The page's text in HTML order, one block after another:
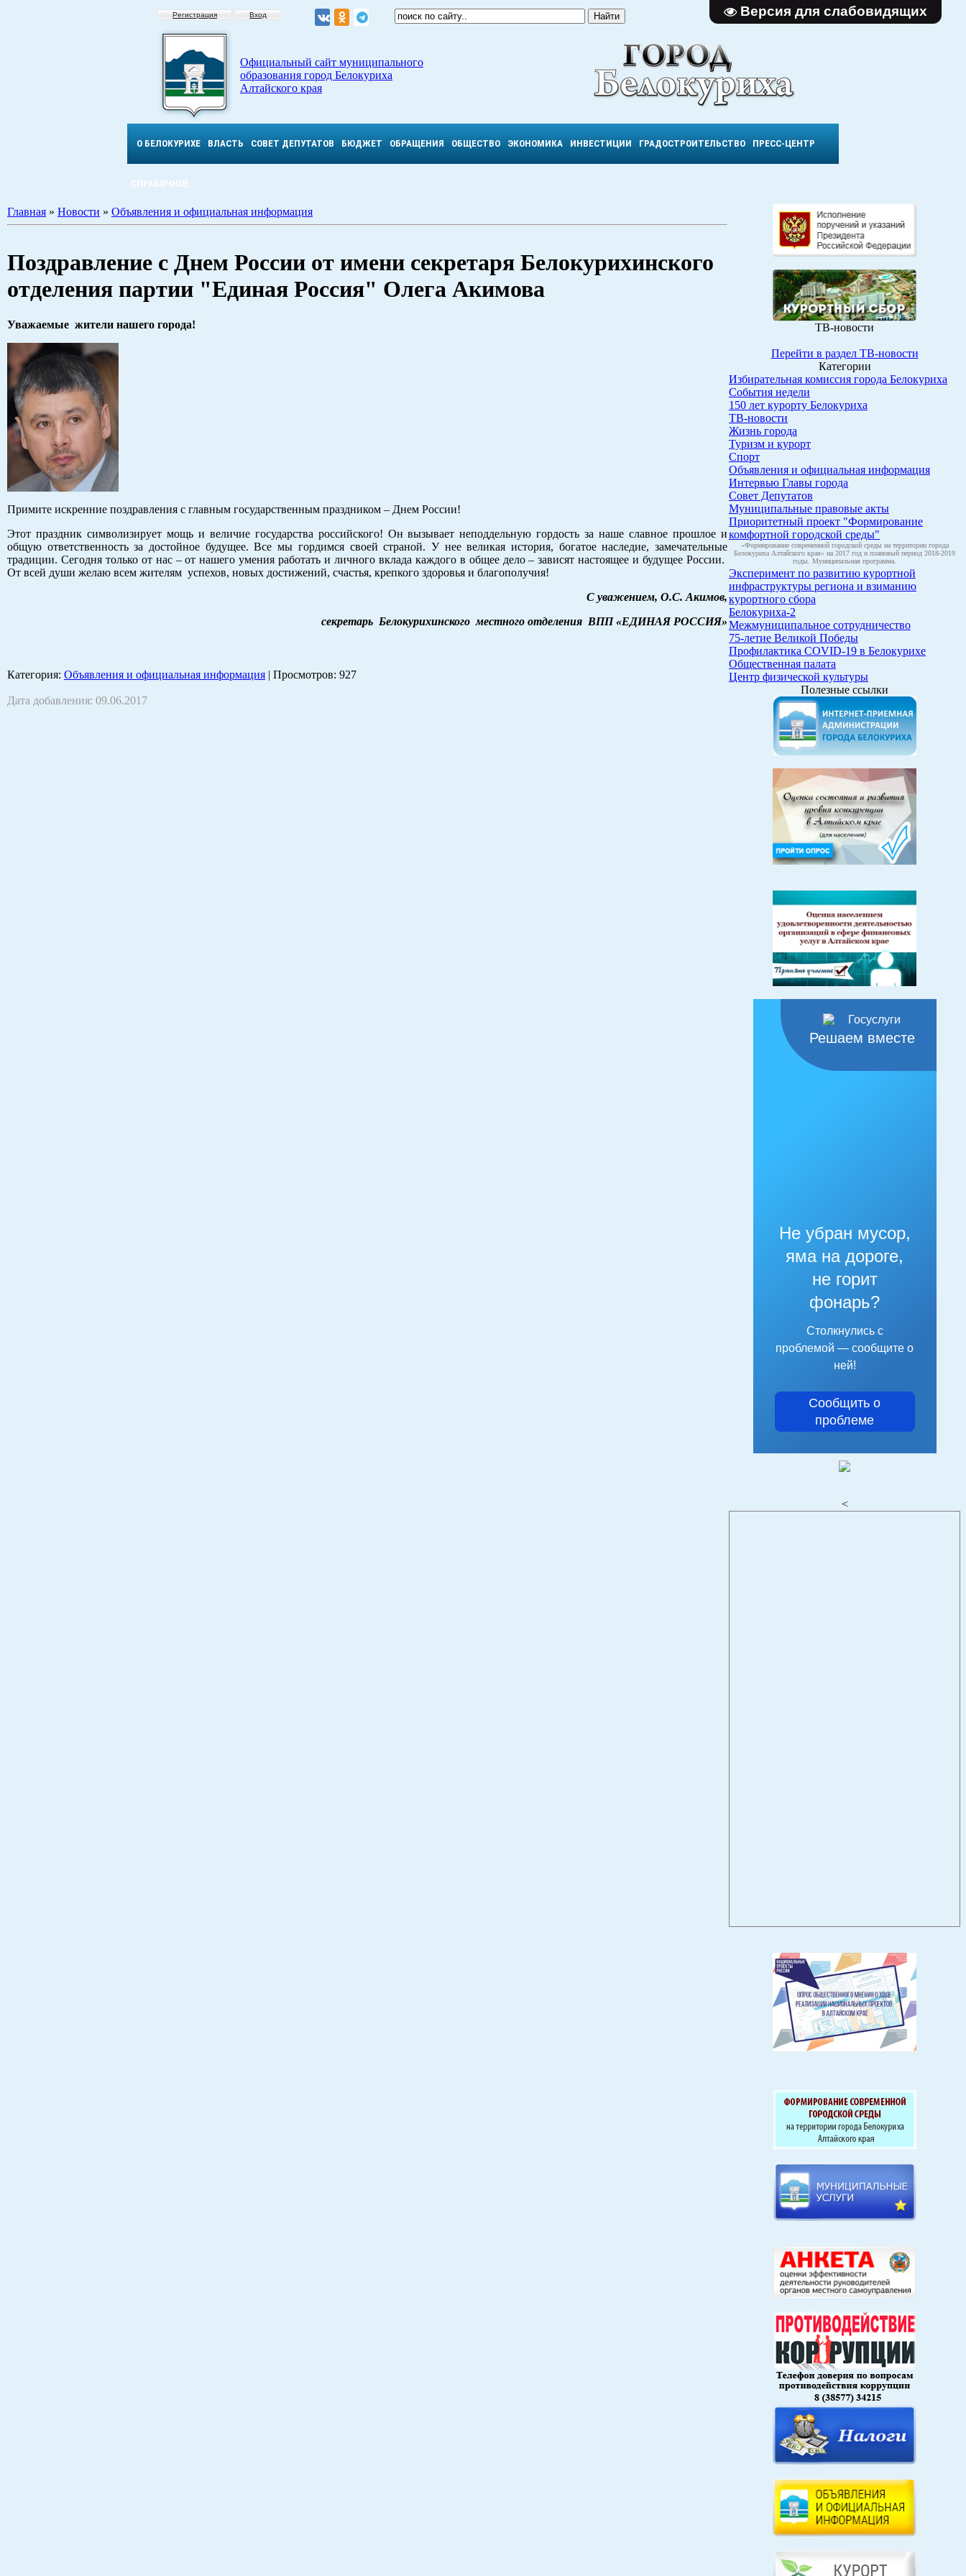
Версия для слабовидящих
Регистрация Вход
Официальный сайт муниципального
образования город Белокуриха
Алтайского края
О БЕЛОКУРИХЕ ВЛАСТЬ СОВЕТ ДЕПУТАТОВ БЮДЖЕТ ОБРАЩЕНИЯ ОБЩЕСТВО ЭКОНОМИКА ИНВЕСТИЦИИ ГРАДОСТРОИТЕЛЬСТВО ПРЕСС-ЦЕНТР
СПРАВОЧНОЕ
Главная » Новости » Объявления и официальная информация
Поздравление с Днем России от имени секретаря Белокурихинского
отделения партии "Единая Россия" Олега Акимова
Уважаемые жители нашего города!
Примите искренние поздравления с главным государственным праздником – Днем России!
Этот праздник символизирует мощь и величие государства российского! Он вызывает неподдельную гордость за наше славное прошлое и
общую ответственность за достойное будущее. Все мы гордимся своей страной. У нее великая история, богатое наследие, замечательные
традиции. Сегодня только от нас – от нашего умения работать и личного вклада каждого в общее дело – зависят настоящее и будущее России.
От всей души желаю всем жителям успехов, новых достижений, счастья, крепкого здоровья и благополучия!
С уважением, О.С. Акимов,
секретарь Белокурихинского местного отделения ВПП «ЕДИНАЯ РОССИЯ»
Категория: Объявления и официальная информация | Просмотров: 927
Дата добавления: 09.06.2017
ТВ-новости
Перейти в раздел ТВ-новости
Категории
Избирательная комиссия города Белокуриха
События недели
150 лет курорту Белокуриха
ТВ-новости
Жизнь города
Туризм и курорт
Спорт
Объявления и официальная информация
Интервью Главы города
Совет Депутатов
Муниципальные правовые акты
Приоритетный проект "Формирование
комфортной городской среды"
«Формирование современной городской среды на территории города
Белокуриха Алтайского края» на 2017 год и плановый период 2018-2019
годы. Муниципальная программа.
Эксперимент по развитию курортной
инфраструктуры региона и взиманию
курортного сбора
Белокуриха-2
Межмуниципальное сотрудничество
75-летие Великой Победы
Профилактика COVID-19 в Белокурихе
Общественная палата
Центр физической культуры
Полезные ссылки
Решаем вместе
Не убран мусор,
яма на дороге,
не горит
фонарь?
Столкнулись с
проблемой — сообщите о
ней!
Сообщить о
проблеме
<